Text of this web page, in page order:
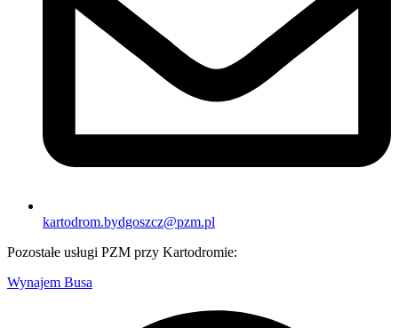
kartodrom.bydgoszcz@pzm.pl
Pozostałe usługi PZM przy Kartodromie:
Wynajem Busa